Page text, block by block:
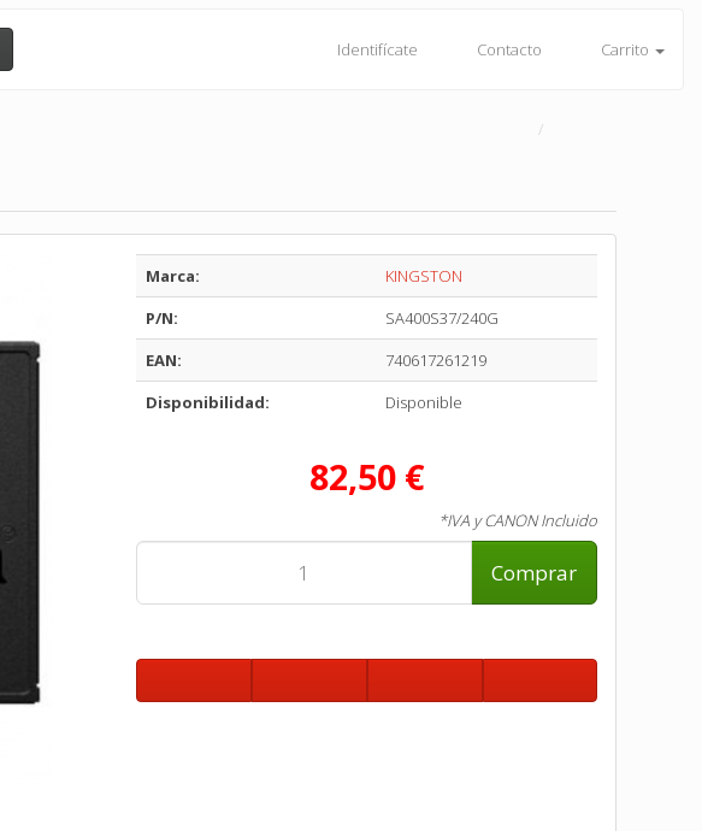
Identifícate Contacto Carrito
Marca:
KINGSTON
P/N:
SA400S37/240G
EAN:
740617261219
Disponibilidad:
Disponible
82,50 €
*IVA y CANON Incluido
Comprar